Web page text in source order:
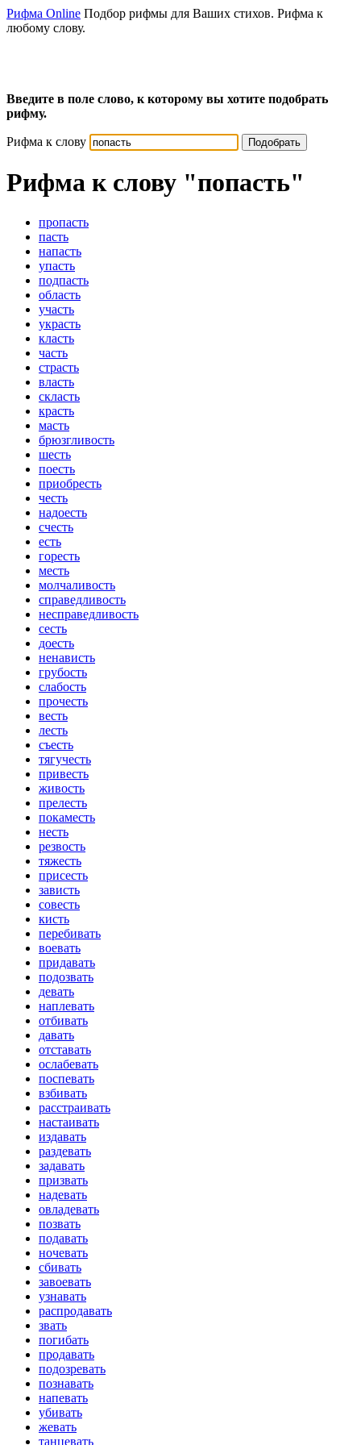
Рифма Online Подбор рифмы для Ваших стихов. Рифма к
любому слову.
Введите в поле слово, к которому вы хотите подобрать
рифму.
Рифма к слову Подобрать
Рифма к слову "попасть"
пропасть
пасть
напасть
упасть
подпасть
область
участь
украсть
класть
часть
страсть
власть
скласть
красть
масть
брюзгливость
шесть
поесть
приобресть
честь
надоесть
счесть
есть
горесть
месть
молчаливость
справедливость
несправедливость
сесть
доесть
ненависть
грубость
слабость
прочесть
весть
лесть
съесть
тягучесть
привесть
живость
прелесть
покаместь
несть
резвость
тяжесть
присесть
зависть
совесть
кисть
перебивать
воевать
придавать
подозвать
девать
наплевать
отбивать
давать
отставать
ослабевать
поспевать
взбивать
расстраивать
настаивать
издавать
раздевать
задавать
призвать
надевать
овладевать
позвать
подавать
ночевать
сбивать
завоевать
узнавать
распродавать
звать
погибать
продавать
подозревать
познавать
напевать
убивать
жевать
танцевать